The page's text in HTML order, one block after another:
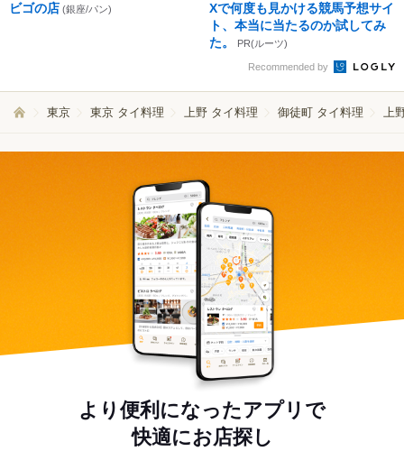
ビゴの店 (銀座/パン)
Xで何度も見かける競馬予想サイ
ト、本当に当たるのか試してみ
た。
PR(ルーツ)
Recommended by
東京 東京 タイ料理 上野 タイ料理 御徒町 タイ料理 上
より便利になったアプリで
快適にお店探し